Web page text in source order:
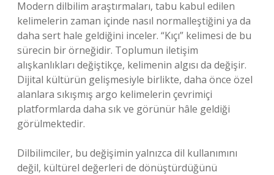
Modern dilbilim araştırmaları, tabu kabul edilen
kelimelerin zaman içinde nasıl normalleştiğini ya da
daha sert hale geldiğini inceler. “Kıçı” kelimesi de bu
sürecin bir örneğidir. Toplumun iletişim
alışkanlıkları değiştikçe, kelimenin algısı da değişir.
Dijital kültürün gelişmesiyle birlikte, daha önce özel
alanlara sıkışmış argo kelimelerin çevrimiçi
platformlarda daha sık ve görünür hâle geldiği
görülmektedir.
Dilbilimciler, bu değişimin yalnızca dil kullanımını
değil, kültürel değerleri de dönüştürdüğünü